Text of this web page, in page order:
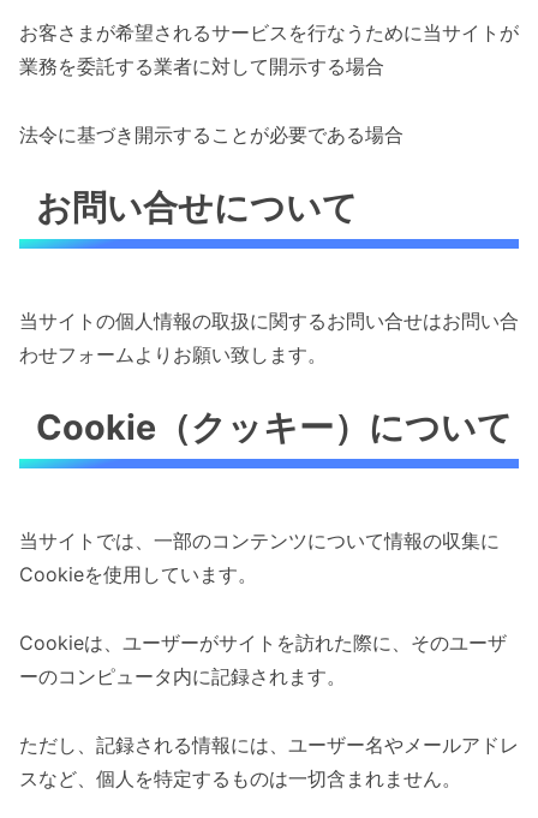
お客さまが希望されるサービスを行なうために当サイトが
業務を委託する業者に対して開示する場合
法令に基づき開示することが必要である場合
お問い合せについて
当サイトの個人情報の取扱に関するお問い合せはお問い合
わせフォームよりお願い致します。
Cookie（クッキー）について
当サイトでは、一部のコンテンツについて情報の収集に
Cookieを使用しています。
Cookieは、ユーザーがサイトを訪れた際に、そのユーザ
ーのコンピュータ内に記録されます。
ただし、記録される情報には、ユーザー名やメールアドレ
スなど、個人を特定するものは一切含まれません。